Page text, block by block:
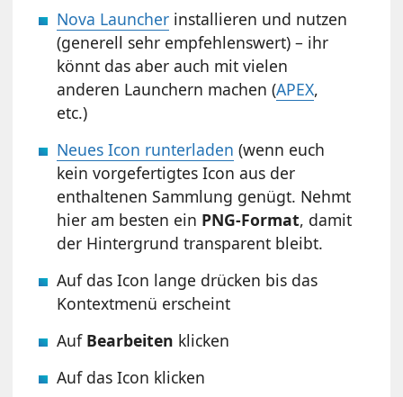
Nova Launcher installieren und nutzen
(generell sehr empfehlenswert) – ihr
könnt das aber auch mit vielen
anderen Launchern machen (APEX,
etc.)
Neues Icon runterladen (wenn euch
kein vorgefertigtes Icon aus der
enthaltenen Sammlung genügt. Nehmt
hier am besten ein PNG-Format, damit
der Hintergrund transparent bleibt.
Auf das Icon lange drücken bis das
Kontextmenü erscheint
Auf Bearbeiten klicken
Auf das Icon klicken